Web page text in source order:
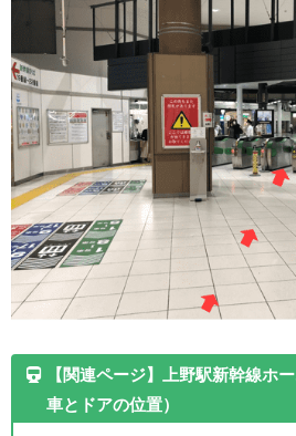
【関連ページ】上野駅新幹線ホ
車とドアの位置）